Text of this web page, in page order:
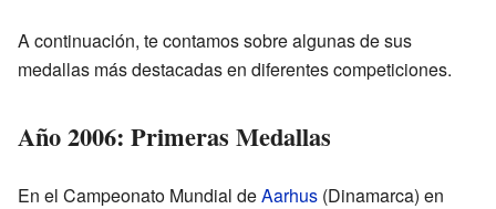
A continuación, te contamos sobre algunas de sus
medallas más destacadas en diferentes competiciones.
Año 2006: Primeras Medallas
En el Campeonato Mundial deAarhus (Dinamarca) en